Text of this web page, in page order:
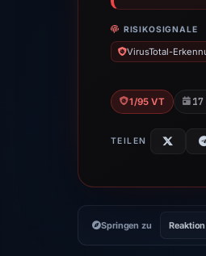
RISIKOSIGNALE
VirusTotal-
1/95 VT
TEILEN
Springen zu Reaktion